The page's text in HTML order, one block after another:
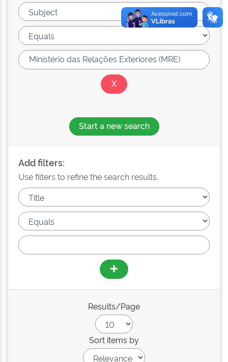
Start a new search
Add filters:
Use filters to refine the search results.
Results/Page
Sort items by